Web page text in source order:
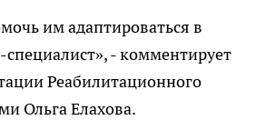
им адаптироваться в
- комментирует
Реабилитационного
Ольга Елахова.